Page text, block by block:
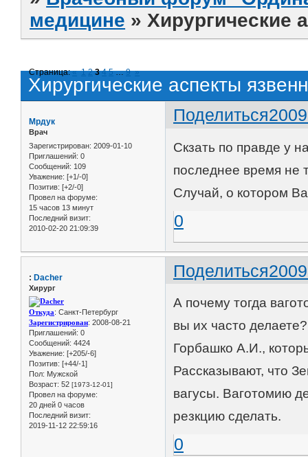
медицине »Хирургические
Хирургические аспекты
Страница:« 1 2 3 4 5 … 9 »
Поделиться
Мрдук
Врач
Зарегистрирован: 2009-01-10
Приглашений: 0
Сообщений: 109
Уважение: [+1/-0]
Позитив: [+2/-0]
Провел на форуме:
15 часов 13 минут
Последний визит:
2010-02-20 21:09:39
Скзать по правде у
последнее время не
Случай, о котором
0
Поделиться
: Dacher
Хирург
Откуда: Санкт-Петербург
Зарегистрирован: 2008-08-21
Приглашений: 0
Сообщений: 4424
Уважение: [+205/-6]
Позитив: [+44/-1]
Пол: Мужской
Возраст: 52 [1973-12-01]
Провел на форуме:
20 дней 0 часов
Последний визит:
2019-11-12 22:59:16
А почему тогда
вы их часто
Горбашко А.И.,
Рассказывают, что
вагусы. Ваготомию
резкцию сделать.
0